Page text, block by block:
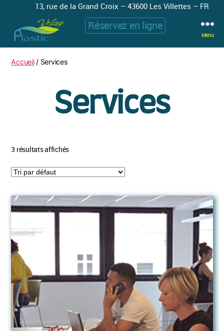
13, rue de la Grand Croix – 43600 Les Villettes – FR
Réservez en ligne
Plastic
Velay
Menu
Accueil/ Services
Services
3 résultats affichés